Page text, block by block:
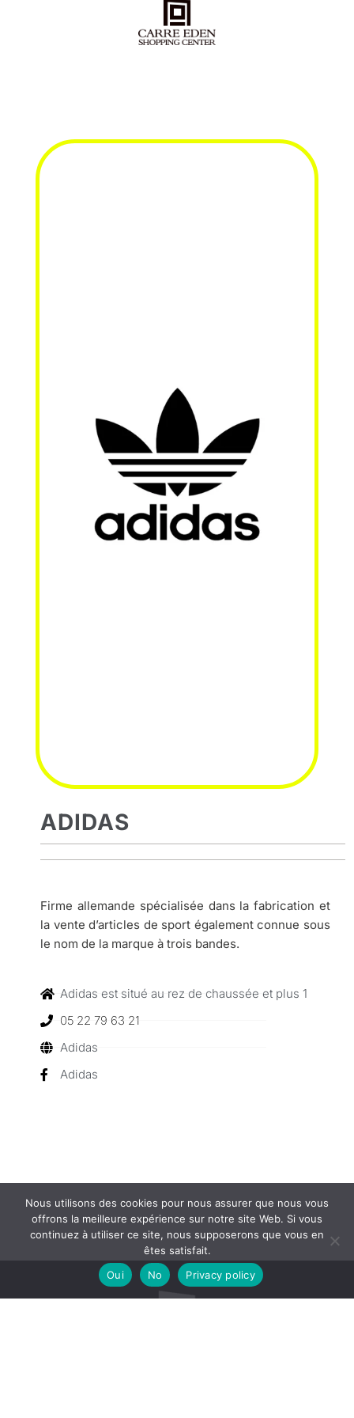
ADIDAS
Firme allemande spécialisée dans la fabrication et
la vente d’articles de sport également connue sous
le nom de la marque à trois bandes.
Adidas est situé au rez de chaussée et plus 1
05 22 79 63 21
Adidas
Adidas
Nous utilisons des cookies pour nous assurer que nous vous
offrons la meilleure expérience sur notre site Web. Si vous
continuez à utiliser ce site, nous supposerons que vous en
êtes satisfait.
Oui
No Privacy policy